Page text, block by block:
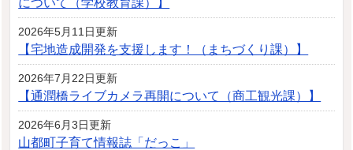
2026年5月11日更新
【宅地造成開発を支援します！（まちづくり課）】
2026年7月22日更新
【通潤橋ライブカメラ再開について（商工観光課）】
2026年6月3日更新
山都町子育て情報誌「だっこ」